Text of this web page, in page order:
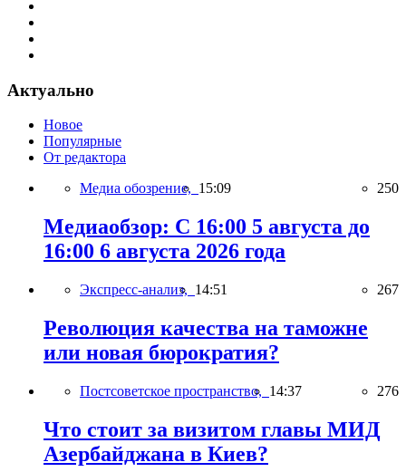
Актуально
Новое
Популярные
От редактора
Медиа обозрение, 15:09 250
Медиаобзор: С 16:00 5 августа до
16:00 6 августа 2026 года
Экспресс-анализ, 14:51 267
Революция качества на таможне
или новая бюрократия?
Постсоветское пространство, 14:37 276
Что стоит за визитом главы МИД
Азербайджана в Киев?